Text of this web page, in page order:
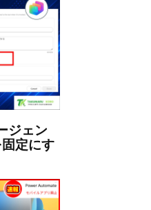
ジェン
定にす